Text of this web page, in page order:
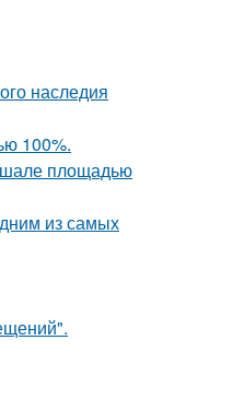
наследия
100%.
шале площадью
из самых